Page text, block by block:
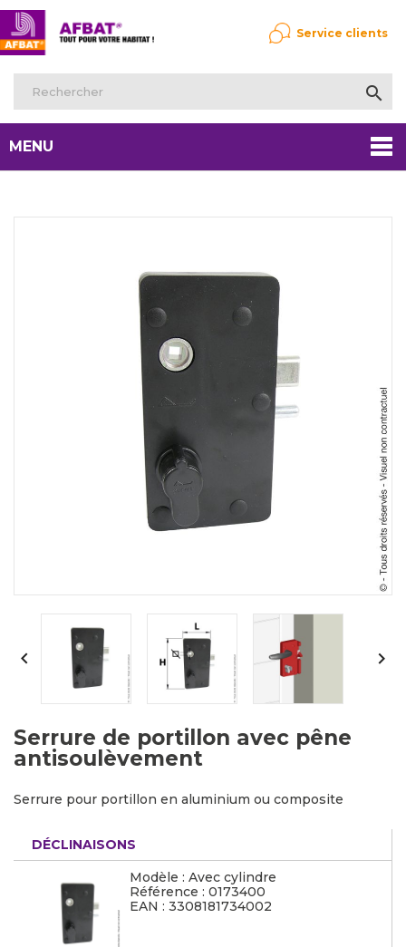

Service clients
MENU
 
Serrure de portillon avec pêne
antisoulèvement
Serrure pour portillon en aluminium ou composite
DÉCLINAISONS
Modèle : Avec cylindre
Référence : 0173400
EAN : 3308181734002